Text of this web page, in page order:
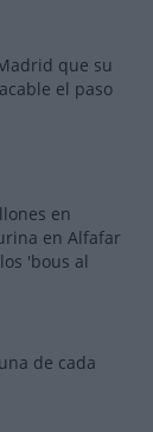
que su
el paso
en
en Alfafar
'bous al
de cada